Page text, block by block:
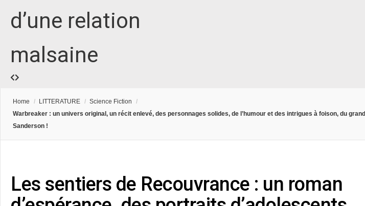
d’une relation
malsaine
Home / LITTERATURE / Science Fiction
/
Warbreaker : un univers original, un récit enlevé, des personnages solides, de l’humour et des intrigues à foison, du grand
Sanderson !
Les sentiers de Recouvrance : un roman